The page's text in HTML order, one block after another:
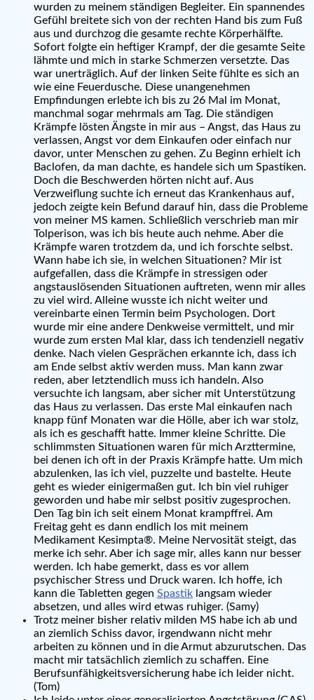
wurden zu meinem ständigen Begleiter. Ein spannendes
Gefühl breitete sich von der rechten Hand bis zum Fuß
aus und durchzog die gesamte rechte Körperhälfte.
Sofort folgte ein heftiger Krampf, der die gesamte Seite
lähmte und mich in starke Schmerzen versetzte. Das
war unerträglich. Auf der linken Seite fühlte es sich an
wie eine Feuerdusche. Diese unangenehmen
Empfindungen erlebte ich bis zu 26 Mal im Monat,
manchmal sogar mehrmals am Tag. Die ständigen
Krämpfe lösten Ängste in mir aus – Angst, das Haus zu
verlassen, Angst vor dem Einkaufen oder einfach nur
davor, unter Menschen zu gehen. Zu Beginn erhielt ich
Baclofen, da man dachte, es handele sich um Spastiken.
Doch die Beschwerden hörten nicht auf. Aus
Verzweiflung suchte ich erneut das Krankenhaus auf,
jedoch zeigte kein Befund darauf hin, dass die Probleme
von meiner MS kamen. Schließlich verschrieb man mir
Tolperison, was ich bis heute auch nehme. Aber die
Krämpfe waren trotzdem da, und ich forschte selbst.
Wann habe ich sie, in welchen Situationen? Mir ist
aufgefallen, dass die Krämpfe in stressigen oder
angstauslösenden Situationen auftreten, wenn mir alles
zu viel wird. Alleine wusste ich nicht weiter und
vereinbarte einen Termin beim Psychologen. Dort
wurde mir eine andere Denkweise vermittelt, und mir
wurde zum ersten Mal klar, dass ich tendenziell negativ
denke. Nach vielen Gesprächen erkannte ich, dass ich
am Ende selbst aktiv werden muss. Man kann zwar
reden, aber letztendlich muss ich handeln. Also
versuchte ich langsam, aber sicher mit Unterstützung
das Haus zu verlassen. Das erste Mal einkaufen nach
knapp fünf Monaten war die Hölle, aber ich war stolz,
als ich es geschafft hatte. Immer kleine Schritte. Die
schlimmsten Situationen waren für mich Arzttermine,
bei denen ich oft in der Praxis Krämpfe hatte. Um mich
abzulenken, las ich viel, puzzelte und bastelte. Heute
geht es wieder einigermaßen gut. Ich bin viel ruhiger
geworden und habe mir selbst positiv zugesprochen.
Den Tag bin ich seit einem Monat krampffrei. Am
Freitag geht es dann endlich los mit meinem
Medikament Kesimpta®. Meine Nervosität steigt, das
merke ich sehr. Aber ich sage mir, alles kann nur besser
werden. Ich habe gemerkt, dass es vor allem
psychischer Stress und Druck waren. Ich hoffe, ich
kann die Tabletten gegen Spastik langsam wieder
absetzen, und alles wird etwas ruhiger. (Samy)
Trotz meiner bisher relativ milden MS habe ich ab und
an ziemlich Schiss davor, irgendwann nicht mehr
arbeiten zu können und in die Armut abzurutschen. Das
macht mir tatsächlich ziemlich zu schaffen. Eine
Berufsunfähigkeitsversicherung habe ich leider nicht.
(Tom)